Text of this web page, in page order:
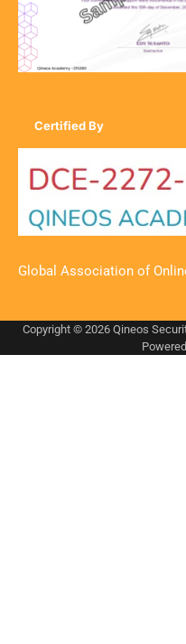
Certified By
Global Association of
Copyright © 2026 Qineos